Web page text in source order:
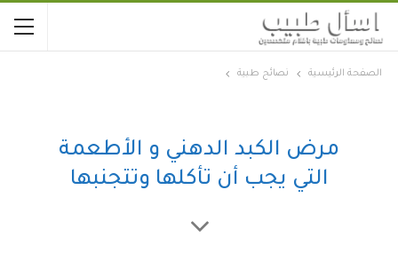
الصفحة الرئيسية نصائح طبية
مرض الكبد الدهني و الأطعمة
التي يجب أن تأكلها وتتجنبها